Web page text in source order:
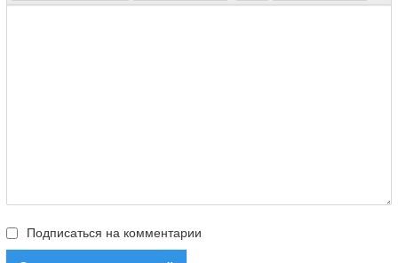
Подписаться на комментарии